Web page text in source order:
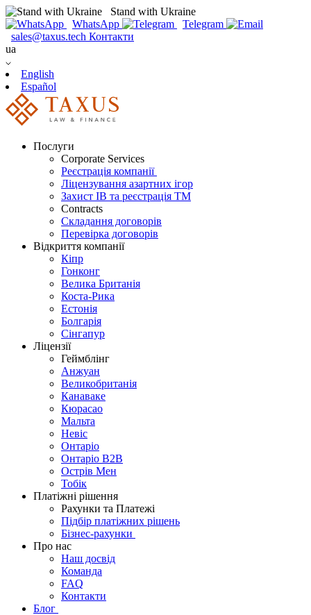
Stand with Ukraine
WhatsApp
Telegram
sales@taxus.tech Контакти
ua
English
Español
Послуги
Corporate Services
Реєстрація компанії
Ліцензування азартних ігор
Захист ІВ та реєстрація ТМ
Contracts
Складання договорів
Перевірка договорів
Відкриття компанії
Кіпр
Гонконг
Велика Британія
Коста-Рика
Естонія
Болгарія
Сінгапур
Ліцензії
Геймблінг
Анжуан
Великобританія
Канаваке
Кюрасао
Мальта
Невіс
Онтаріо
Онтаріо B2B
Острів Мен
Тобік
Платіжні рішення
Рахунки та Платежі
Підбір платіжних рішень
Бізнес-рахунки
Про нас
Наш досвід
Команда
FAQ
Контакти
Блог